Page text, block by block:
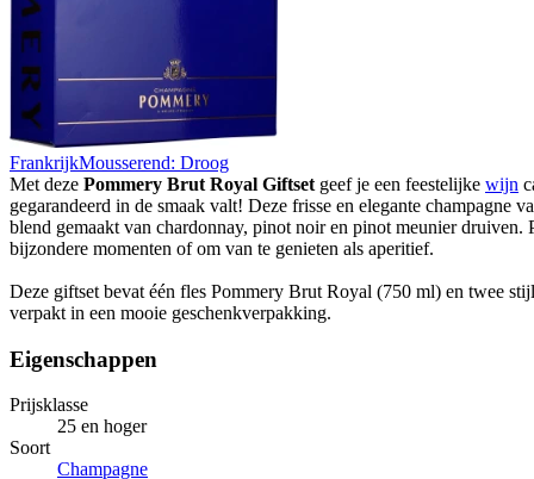
FrankrijkMousserend: Droog
Met deze Pommery Brut Royal Giftset geef je een feestelijke wijn
gegarandeerd in de smaak valt! Deze frisse en elegante champagne
blend gemaakt van chardonnay, pinot noir en pinot meunier druiven.
bijzondere momenten of om van te genieten als aperitief.
Deze giftset bevat één fles Pommery Brut Royal (750 ml) en twee
verpakt in een mooie geschenkverpakking.
Eigenschappen
Prijsklasse
25 en hoger
Soort
Champagne